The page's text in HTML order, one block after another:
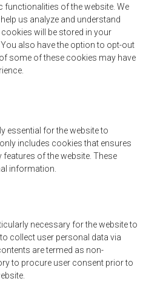
of the website. We
us analyze and understand
will be stored in your
also have the option to opt-out
some of these cookies may have
essential for the website to
includes cookies that ensures
of the website. These
information.
necessary for the website to
collect user personal data via
are termed as non-
to procure user consent prior to